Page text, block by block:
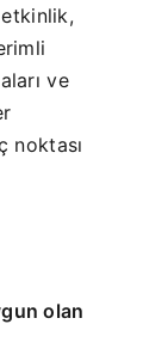
ve
noktası
olan